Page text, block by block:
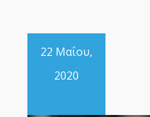
22 Μαΐου,
2020